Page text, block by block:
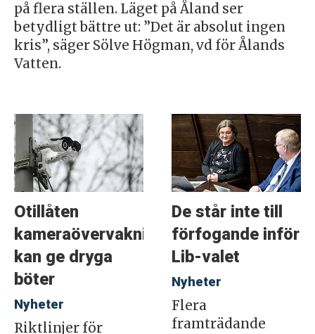
på flera ställen. Läget på Åland ser
betydligt bättre ut: ”Det är absolut ingen
kris”, säger Sölve Högman, vd för Ålands
Vatten.
Otillåten
kameraövervakning
kan ge dryga
böter
Nyheter
Riktlinjer för
De står inte till
förfogande inför
Lib-valet
Nyheter
Flera
framträdande